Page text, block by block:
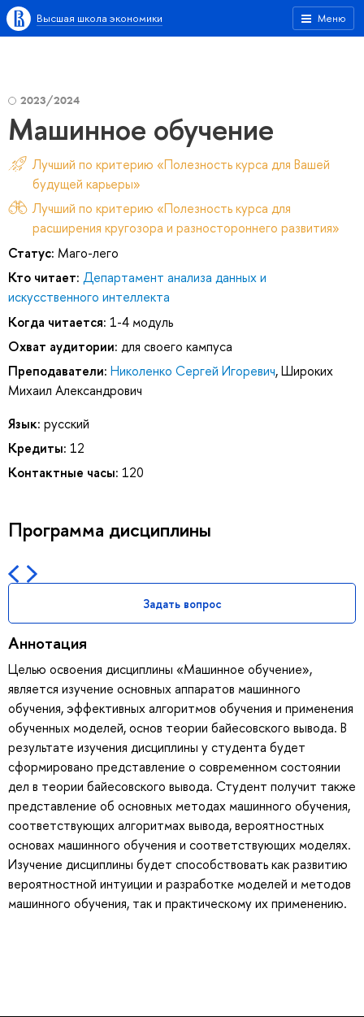
Меню
Высшая школа экономики
2023/2024
Машинное обучение
Лучший по критерию «Полезность курса для Вашей
будущей карьеры»
Лучший по критерию «Полезность курса для
расширения кругозора и разностороннего развития»
Статус: Маго-лего
Кто читает: Департамент анализа данных и
искусственного интеллекта
Когда читается: 1-4 модуль
Охват аудитории: для своего кампуса
Преподаватели: Николенко Сергей Игоревич,Широких
Михаил Александрович
Язык: русский
Кредиты: 12
Контактные часы: 120
Программа дисциплины
Задать вопрос
Аннотация
Целью освоения дисциплины «Машинное обучение»,
является изучение основных аппаратов машинного
обучения, эффективных алгоритмов обучения и применения
обученных моделей, основ теории байесовского вывода. В
результате изучения дисциплины у студента будет
сформировано представление о современном состоянии
дел в теории байесовского вывода. Студент получит также
представление об основных методах машинного обучения,
соответствующих алгоритмах вывода, вероятностных
основах машинного обучения и соответствующих моделях.
Изучение дисциплины будет способствовать как развитию
вероятностной интуиции и разработке моделей и методов
машинного обучения, так и практическому их применению.